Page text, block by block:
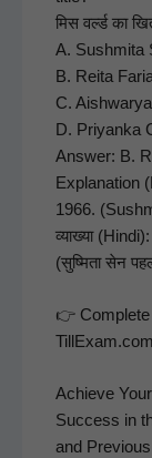
मिस वर्ल्ड का
A. Sush­mi­ta
B. Rei­ta Faria
C. Aish­warya
D. Priyan­ka
Answer: B.
Expla­na­tion
1966.
व्याख्या
(सुष्मिता सेन
👉
TillExam.com
Achieve
Suc­cess in
and